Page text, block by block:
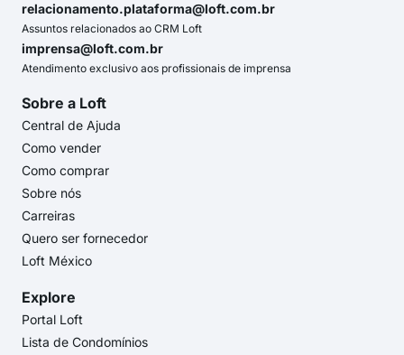
relacionamento.plataforma@loft.com.br
Assuntos relacionados ao CRM Loft
imprensa@loft.com.br
Atendimento exclusivo aos profissionais de imprensa
Sobre a Loft
Central de Ajuda
Como vender
Como comprar
Sobre nós
Carreiras
Quero ser fornecedor
Loft México
Explore
Portal Loft
Lista de Condomínios